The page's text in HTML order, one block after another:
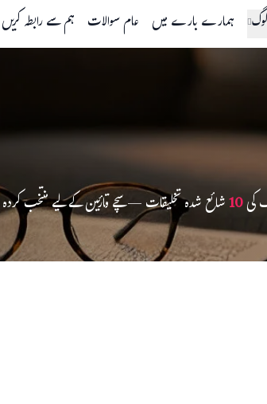
لوگ ہمارے بارے میں عام سوالات ہم سے رابطہ کریں
کی10شائع شدہ تخلیقات — سچے قارئین کے لیے منتخب کردہ